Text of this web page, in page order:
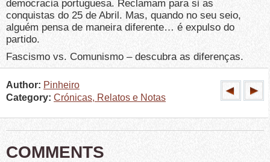
democracia portuguesa. Reclamam para si as
conquistas do 25 de Abril. Mas, quando no seu seio,
alguém pensa de maneira diferente… é expulso do
partido.
Fascismo vs. Comunismo – descubra as diferenças.
Author: Pinheiro
Category: Crónicas, Relatos e Notas
COMMENTS